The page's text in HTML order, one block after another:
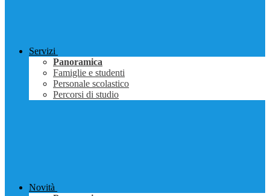
Servizi
Panoramica
Famiglie e studenti
Personale scolastico
Percorsi di studio
Novità